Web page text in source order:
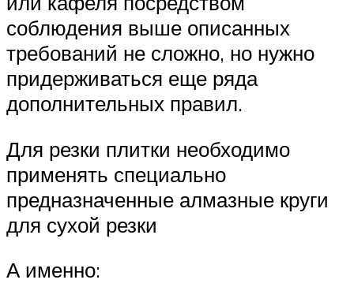
соблюдения выше описанных
требований не сложно, но нужно
придерживаться еще ряда
дополнительных правил.
Для резки плитки необходимо
применять специально
предназначенные алмазные круги
для сухой резки
А именно: